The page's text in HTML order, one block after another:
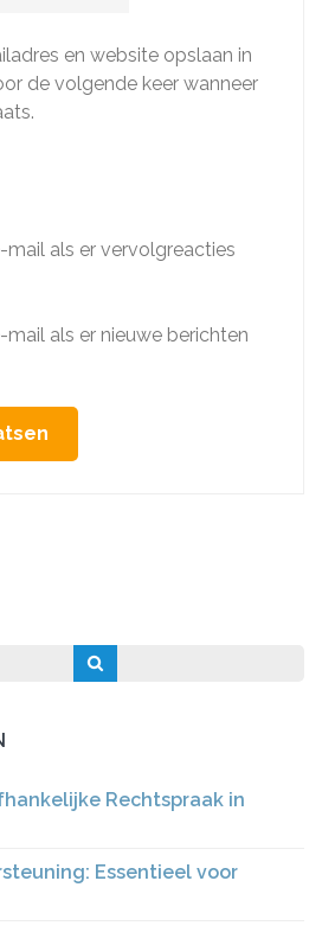
en website opslaan in
de volgende keer wanneer
mail als er vervolgreacties
mail als er nieuwe berichten
Rechtspraak in
Essentieel voor